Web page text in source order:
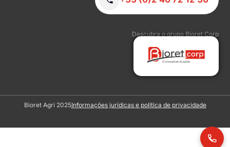
Descubra o grupo Bioret Corp
Bioret Agri 2025Informações jurídicas e política de privacidade